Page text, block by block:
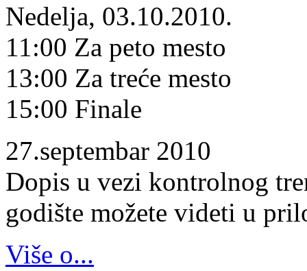
Nedelja, 03.10.2010.
11:00 Za peto mesto
13:00 Za treće mesto
15:00 Finale
27.septembar 2010
Dopis u vezi kontrolnog
godište možete videti u
Više o...